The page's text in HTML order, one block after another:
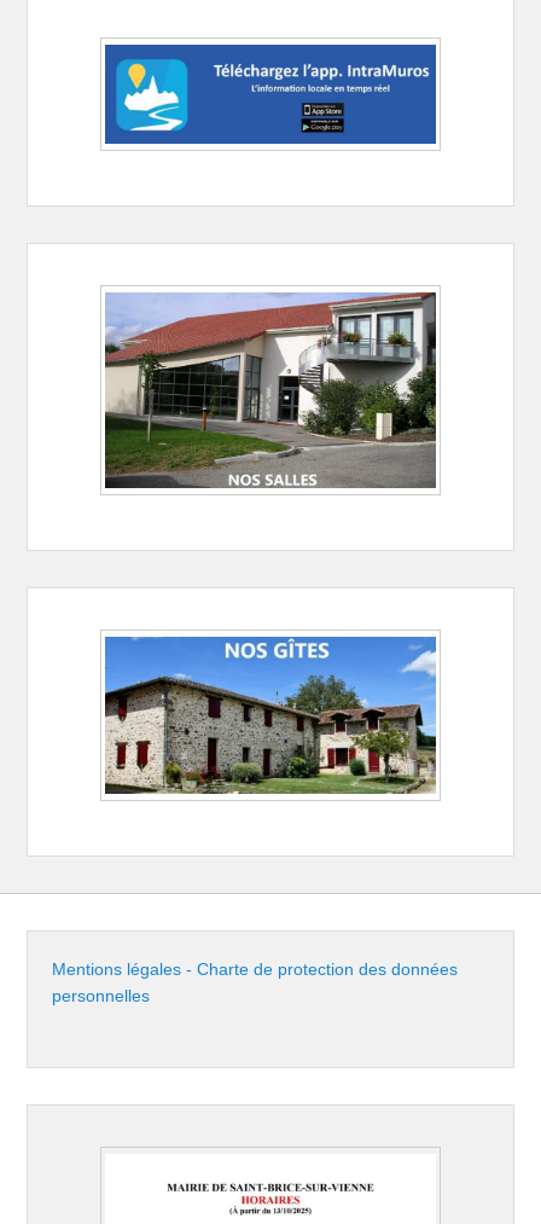
Mentions légales - Charte de protection des données
personnelles